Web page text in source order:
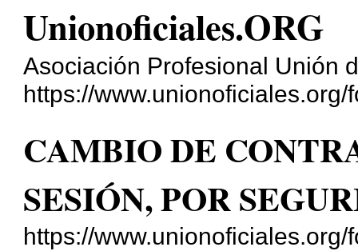
Unionoficiales.ORG
Asociación Profesional Unión
https://www.unionoficiales.org/
CAMBIO DE
SESIÓN, POR
https://